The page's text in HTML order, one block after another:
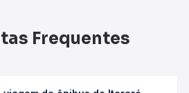
Frequentes